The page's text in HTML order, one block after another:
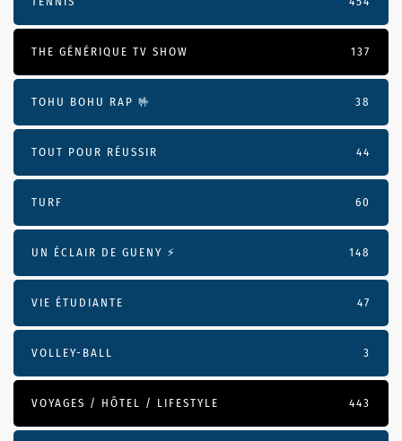
THE GÉNÉRIQUE TV SHOW 137
TOHU BOHU RAP 🤟 38
TOUT POUR RÉUSSIR 44
TURF 60
UN ÉCLAIR DE GUENY ⚡️ 148
VIE ÉTUDIANTE 47
VOLLEY-BALL 3
VOYAGES / HÔTEL / LIFESTYLE 443